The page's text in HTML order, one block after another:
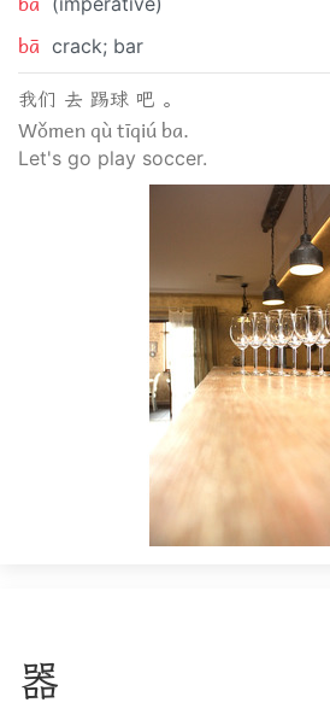
bā crack; bar
我们 去 踢球 吧 。
Wǒmen qù tīqiú ba.
Let's go play soccer.
器